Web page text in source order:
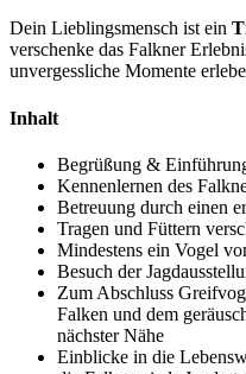
Dein Lieblingsmensch ist ein
verschenke das Falkner
unvergessliche Momente
Inhalt
Begrüßung &
Kennenlernen des
Betreuung durch einen
Tragen und Füttern
Mindestens ein Vogel
Besuch der
Zum Abschluss
Falken und dem
nächster Nähe
Einblicke in die